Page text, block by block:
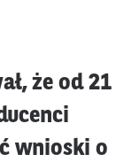
że od 21
wnioski o